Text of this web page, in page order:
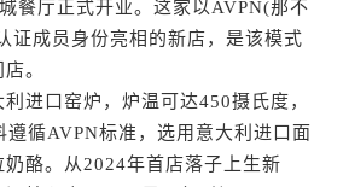
餐厅正式开业。这家以AVPN(那不
证成员身份亮相的新店，是该模式
。
口窑炉，炉温可达450摄氏度，
遵循AVPN标准，选用意大利进口面
酪。从2024年首店落子上生新